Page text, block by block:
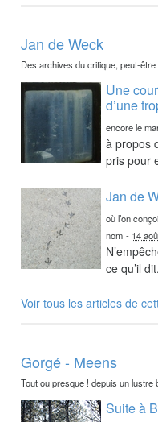
Jan de Weck
Des archives du critique, peut-être
Une
d’une
encore le
à propos
pris pour
Jan de
où l’on
nom - 14
ce qu’il
Voir tous les articles de
Gorgé - Meens
Tout ou presque ! depuis un lustre
Suite à